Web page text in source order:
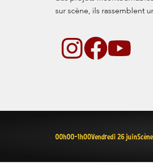
sur scène, ils rassemblent
I
t
a
F
e
b
Y
t
u
00h00-1h00Vendredi 26 juin